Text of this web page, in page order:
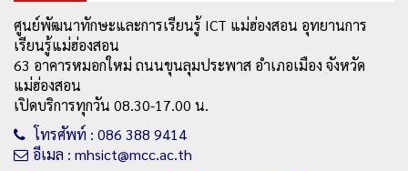
ศูนย์พัฒนาทักษะและการเรียนรู้ ICT แม่ฮ่องสอน อุทยานการ
เรียนรู้แม่ฮ่องสอน
63 อาคารหมอกใหม่ ถนนขุนลุมประพาส อำเภอเมือง จังหวัด
แม่ฮ่องสอน
เปิดบริการทุกวัน 08.30-17.00 น.
โทรศัพท์ : 086 388 9414
อีเมล : mhsict@mcc.ac.th